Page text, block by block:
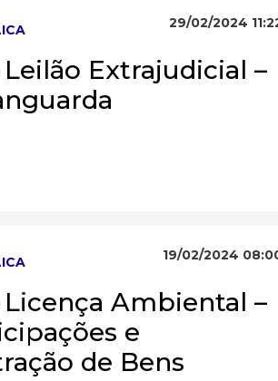
29/02/2024
Extrajudicial –
19/02/2024
Ambiental –
e
de Bens